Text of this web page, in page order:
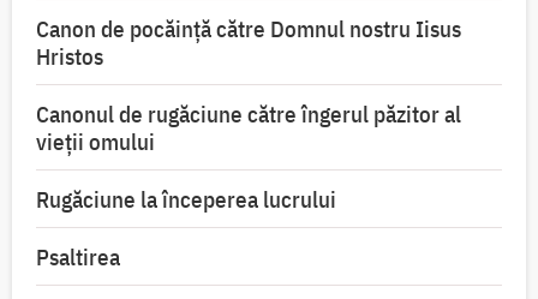
Canon de pocăință către Domnul nostru Iisus
Hristos
Canonul de rugăciune către îngerul păzitor al
vieții omului
Rugăciune la începerea lucrului
Psaltirea